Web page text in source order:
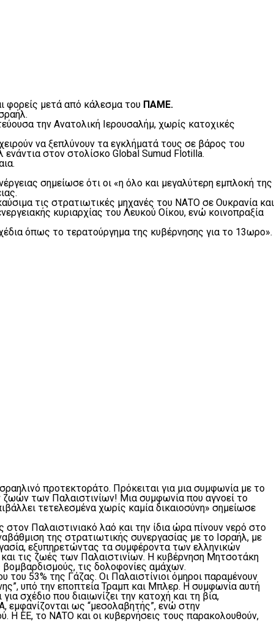
φορείς μετά από κάλεσμα του ΠΑΜΕ.
την Ανατολική Ιερουσαλήμ, χωρίς κατοχικές
να ξεπλύνουν τα εγκλήματά τους σε βάρος του
στον στολίσκο Global Sumud Flotilla.
σημείωσε ότι οι «η όλο και μεγαλύτερη εμπλοκή της
τις στρατιωτικές μηχανές του ΝΑΤΟ σε Ουκρανία και
κυριαρχίας του Λευκού Οίκου, ενώ κοινοπραξία
όπως το τερατούργημα της κυβέρνησης για το 13ωρο».
προτεκτοράτο. Πρόκειται για μια συμφωνία με το
ζωών των Παλαιστινίων! Μια συμφωνία που αγνοεί το
τετελεσμένα χωρίς καμία δικαιοσύνη» σημείωσε
Παλαιστινιακό λαό και την ίδια ώρα πίνουν νερό στο
της στρατιωτικής συνεργασίας με το Ισραήλ, με
εξυπηρετώντας τα συμφέροντα των ελληνικών
τις ζωές των Παλαιστινίων. Η κυβέρνηση Μητσοτάκη
βομβαρδισμούς, τις δολοφονίες αμάχων.
του 53% της Γάζας. Οι Παλαιστίνιοι όμηροι παραμένουν
υπό την εποπτεία Τραμπ και Μπλερ. Η συμφωνία αυτή
σχέδιο που διαιωνίζει την κατοχή και τη βία,
εμφανίζονται ως “μεσολαβητής”, ενώ στην
Η ΕΕ, το ΝΑΤΟ και οι κυβερνήσεις τους παρακολουθούν,